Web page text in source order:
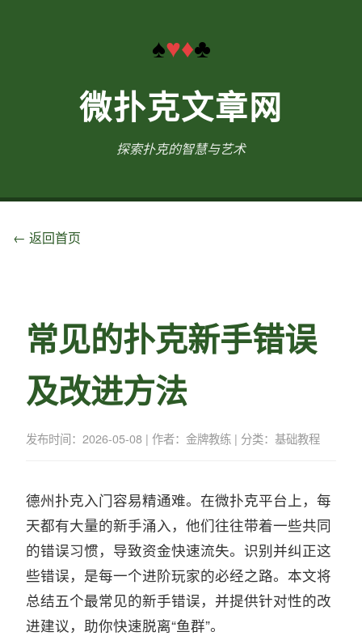
♠♥♦♣
微扑克文章网
探索扑克的智慧与艺术
← 返回首页
常见的扑克新手错误
及改进方法
发布时间：2026-05-08 | 作者：金牌教练 | 分类：基础教程
德州扑克入门容易精通难。在微扑克平台上，每
天都有大量的新手涌入，他们往往带着一些共同
的错误习惯，导致资金快速流失。识别并纠正这
些错误，是每一个进阶玩家的必经之路。本文将
总结五个最常见的新手错误，并提供针对性的改
进建议，助你快速脱离“鱼群”。